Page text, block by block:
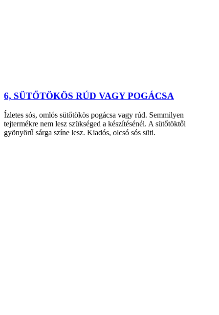
6, SÜTŐTÖKÖS RÚD VAGY POGÁCSA
Ízletes sós, omlós sütőtökös pogácsa vagy rúd. Semmilyen
tejtermékre nem lesz szükséged a készítésénél. A sütőtöktől
gyönyörű sárga színe lesz. Kiadós, olcsó sós süti.